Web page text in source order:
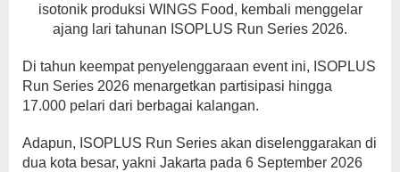
isotonik produksi WINGS Food, kembali menggelar
ajang lari tahunan ISOPLUS Run Series 2026.
Di tahun keempat penyelenggaraan event ini, ISOPLUS
Run Series 2026 menargetkan partisipasi hingga
17.000 pelari dari berbagai kalangan.
Adapun, ISOPLUS Run Series akan diselenggarakan di
dua kota besar, yakni Jakarta pada 6 September 2026